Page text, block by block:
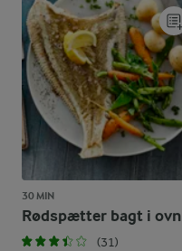
30 MIN
Rødspætter bagt i ovn
(31)